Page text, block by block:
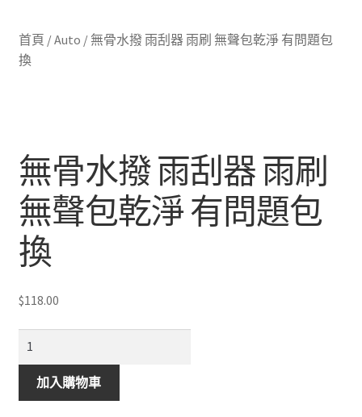
我的帳戶
首頁 /Auto / 無骨水撥 雨刮器 雨刷 無聲包乾淨 有問題包
換
無骨水撥 雨刮器 雨刷
無聲包乾淨 有問題包
換
$118.00
撥
加入購物車